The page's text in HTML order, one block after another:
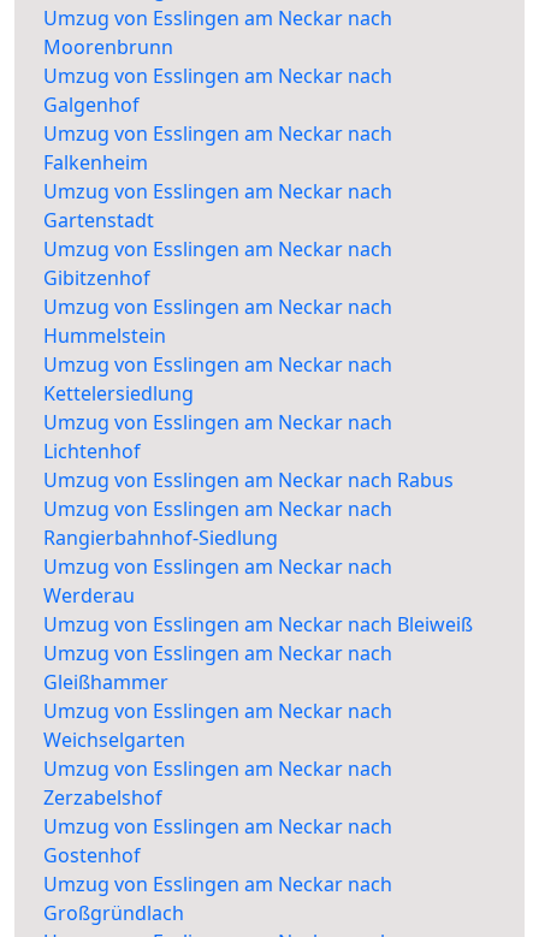
Umzug von Esslingen am Neckar nach
Moorenbrunn
Umzug von Esslingen am Neckar nach
Galgenhof
Umzug von Esslingen am Neckar nach
Falkenheim
Umzug von Esslingen am Neckar nach
Gartenstadt
Umzug von Esslingen am Neckar nach
Gibitzenhof
Umzug von Esslingen am Neckar nach
Hummelstein
Umzug von Esslingen am Neckar nach
Kettelersiedlung
Umzug von Esslingen am Neckar nach
Lichtenhof
Umzug von Esslingen am Neckar nach Rabus
Umzug von Esslingen am Neckar nach
Rangierbahnhof-Siedlung
Umzug von Esslingen am Neckar nach
Werderau
Umzug von Esslingen am Neckar nach Bleiweiß
Umzug von Esslingen am Neckar nach
Gleißhammer
Umzug von Esslingen am Neckar nach
Weichselgarten
Umzug von Esslingen am Neckar nach
Zerzabelshof
Umzug von Esslingen am Neckar nach
Gostenhof
Umzug von Esslingen am Neckar nach
Großgründlach